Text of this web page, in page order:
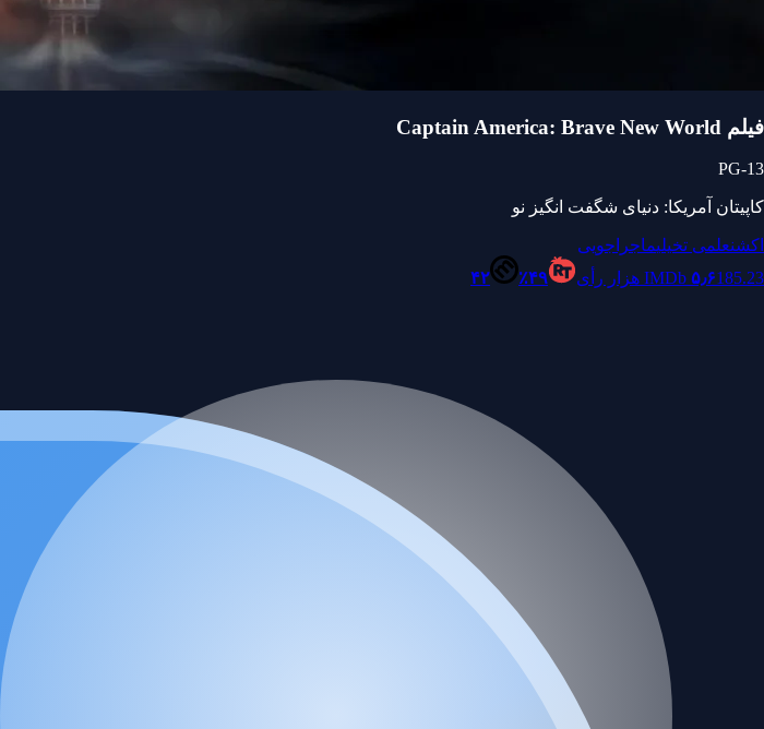
فیلم Captain America: Brave New World
PG-13
کاپیتان آمریکا: دنیای شگفت انگیز نو
اکشنعلمی تخیلیماجراجویی
IMDb ۵٫۶185.23 هزار رأی ۴۹٪ ۴۲